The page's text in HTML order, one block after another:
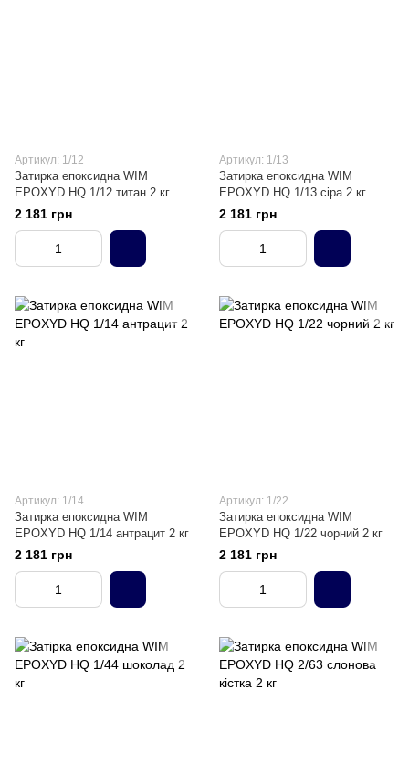
Артикул: 1/12
Затирка епоксидна WIM
EPOXYD HQ 1/12 титан 2 кг
Zatyrka epoksydna WIM
2 181 грн
Артикул: 1/13
Затирка епоксидна WIM
EPOXYD HQ 1/13 сіра 2 кг
2 181 грн
Артикул: 1/14
Затирка епоксидна WIM
EPOXYD HQ 1/14 антрацит 2 кг
2 181 грн
Артикул: 1/22
Затирка епоксидна WIM
EPOXYD HQ 1/22 чорний 2 кг
2 181 грн